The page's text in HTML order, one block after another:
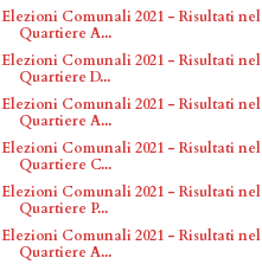
Elezioni Comunali 2021 - Risultati nel
Quartiere A...
Elezioni Comunali 2021 - Risultati nel
Quartiere D...
Elezioni Comunali 2021 - Risultati nel
Quartiere A...
Elezioni Comunali 2021 - Risultati nel
Quartiere C...
Elezioni Comunali 2021 - Risultati nel
Quartiere P...
Elezioni Comunali 2021 - Risultati nel
Quartiere A...